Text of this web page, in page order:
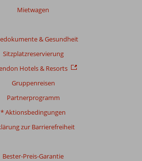
Mietwagen
& Gesundheit
Sitzplatzreservierung
Hotels & Resorts
Gruppenreisen
Partnerprogramm
* Aktionsbedingungen
zur Barrierefreiheit
Bester-Preis-Garantie